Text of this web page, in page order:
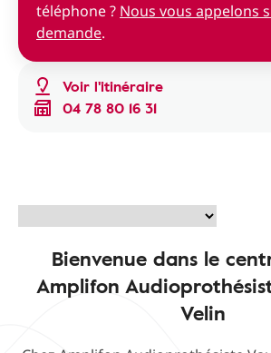
Voir l'itinéraire
04 78 80 16 31
téléphone ? Nous vous appelons
demande.
Bienvenue dans le
Amplifon
Velin